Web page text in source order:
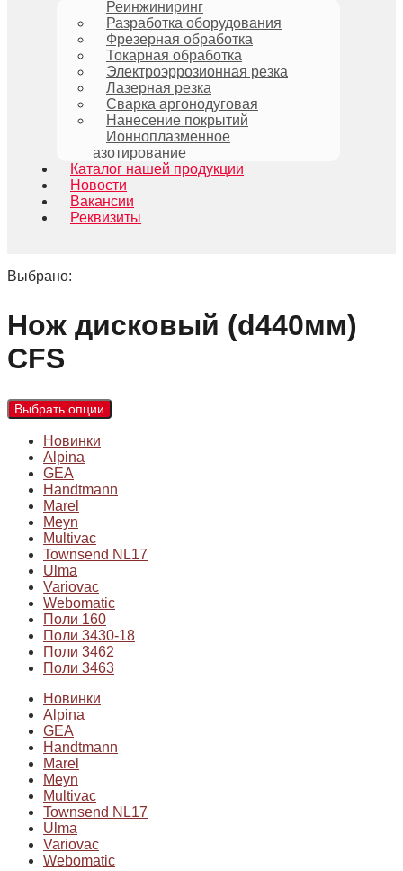
Реинжиниринг
Разработка оборудования
Фрезерная обработка
Токарная обработка
Электроэррозионная резка
Лазерная резка
Сварка аргонодуговая
Нанесение покрытий
Ионноплазменное
азотирование
Каталог нашей продукции
Новости
Вакансии
Реквизиты
Выбрано:
Нож дисковый (d440мм)
CFS
Выбрать опции
Новинки
Alpina
GEA
Handtmann
Marel
Meyn
Multivac
Townsend NL17
Ulma
Variovac
Webomatic
Поли 160
Поли 3430-18
Поли 3462
Поли 3463
Новинки
Alpina
GEA
Handtmann
Marel
Meyn
Multivac
Townsend NL17
Ulma
Variovac
Webomatic